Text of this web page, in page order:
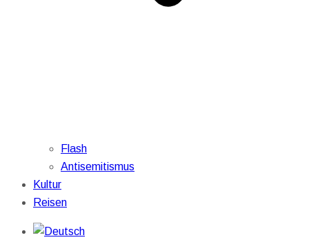
Flash
Antisemitismus
Kultur
Reisen